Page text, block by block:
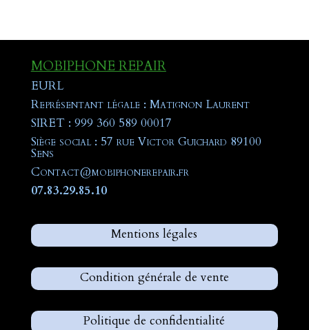
MOBIPHONE REPAIR
EURL
Représentant légale : Matignon Laurent
SIRET : 999 360 589 00017
Siège social : 57 rue Victor Guichard 89100
Sens
Contact@mobiphonerepair.fr
07.83.29.85.10
Mentions légales
Condition générale de vente
Politique de confidentialité